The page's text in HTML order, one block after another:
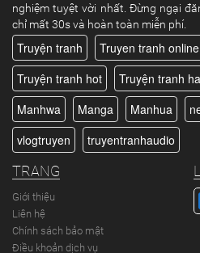
nghiệm tuyệt vời nhất. Đừng ngại
chỉ mất 30s và hoàn toàn miễn phí.
Truyện tranh Truyen tranh online
Truyện tranh hot
Truyện tranh
Manhwa
Manga Manhua
vlogtruyen
truyentranhaudio
TRANG
Giới thiệu
Liên hệ
Chính sách bảo mật
Điều khoản dịch vụ